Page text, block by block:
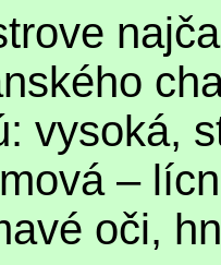
vysoká,
–
oči,